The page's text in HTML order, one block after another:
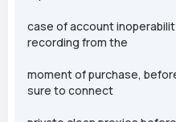
case of account
recording from the
moment of purchase,
sure to connect